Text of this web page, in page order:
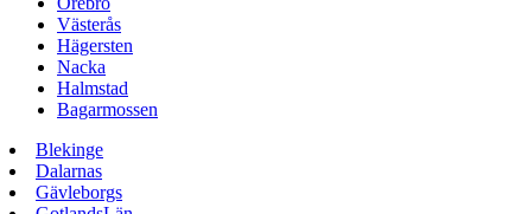
Västerås
Hägersten
Nacka
Halmstad
Bagarmossen
Blekinge
Dalarnas
Gävleborgs